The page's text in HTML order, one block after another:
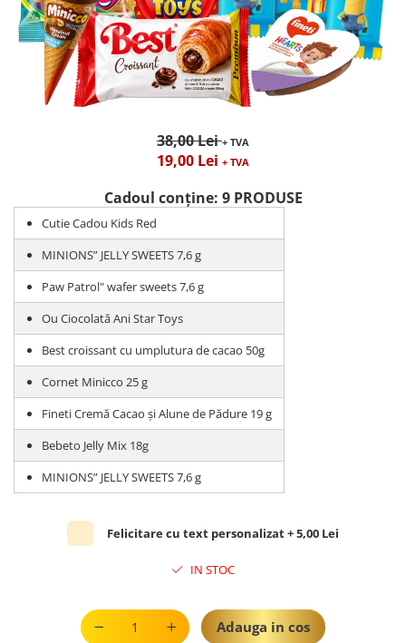
38,00 Lei+ TVA
19,00 Lei + TVA
Cadoul conține: 9 PRODUSE
Cutie Cadou Kids Red
MINIONS” JELLY SWEETS 7,6 g
Paw Patrol" wafer sweets 7,6 g
Ou Ciocolată Ani Star Toys
Best croissant cu umplutura de cacao 50g
Cornet Minicco 25 g
Fineti Cremă Cacao și Alune de Pădure 19 g
Bebeto Jelly Mix 18g
MINIONS” JELLY SWEETS 7,6 g
Felicitare cu text personalizat + 5,00 Lei
IN STOC
Adauga in cos